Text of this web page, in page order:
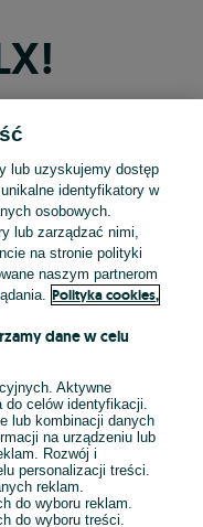
Apple
Google
lub uzyskujemy dostęp
identyfikatory w
osobowych.
lub zarządzać nimi,
na stronie polityki
naszym partnerom
Polityka cookies,
dane w celu
Aktywne
celów identyfikacji.
lub kombinacji danych
na urządzeniu lub
Rozwój i
personalizacji treści.
reklam.
do wyboru reklam.
do wyboru treści.